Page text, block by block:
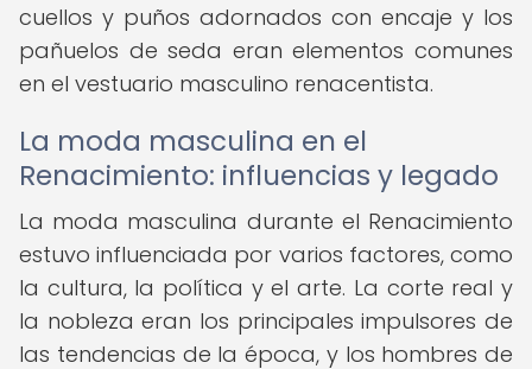
cuellos y puños adornados con encaje y los
pañuelos de seda eran elementos comunes
en el vestuario masculino renacentista.
La moda masculina en el
Renacimiento: influencias y legado
La moda masculina durante el Renacimiento
estuvo influenciada por varios factores, como
la cultura, la política y el arte. La corte real y
la nobleza eran los principales impulsores de
las tendencias de la época, y los hombres de